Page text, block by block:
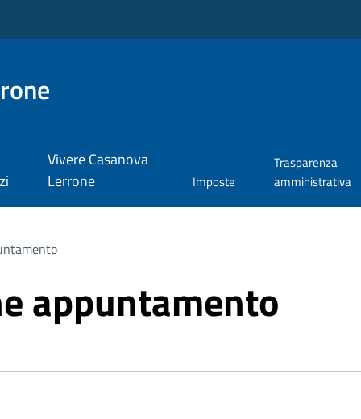
Vivere Casanova
Lerrone
Imposte
Trasparenza
amministrativa
appuntamento